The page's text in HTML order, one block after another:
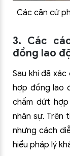
Các căn cứ
3. Các
đồng lao
Sau khi đã
hợp đồng lao
chấm dứt
nhân sự. Trên
nhưng cách
hiểu pháp lý